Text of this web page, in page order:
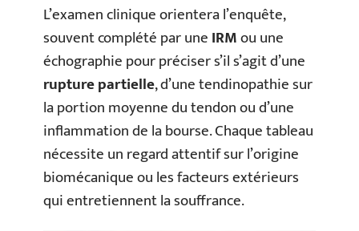
L’examen clinique orientera l’enquête,
souvent complété par uneIRMou une
échographie pour préciser s’il s’agit d’une
rupture partielle, d’une tendinopathie sur
la portion moyenne du tendon ou d’une
inflammation de la bourse. Chaque tableau
nécessite un regard attentif sur l’origine
biomécanique ou les facteurs extérieurs
qui entretiennent la souffrance.